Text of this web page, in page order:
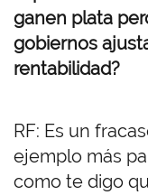
ganen plata
gobiernos
rentabilidad?
RF: Es un
ejemplo más
como te digo